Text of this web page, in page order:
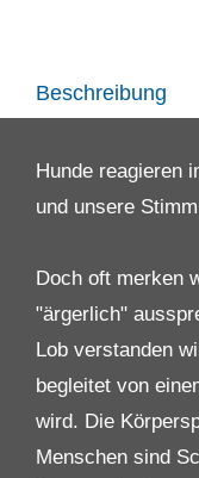
Beschreibung
Hunde reagieren
und unsere
Doch oft merken
"ärgerlich"
Lob verstanden
begleitet von
wird. Die
Menschen sind